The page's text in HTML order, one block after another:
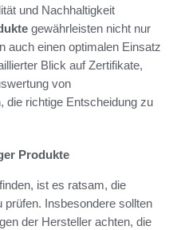
und Nachhaltigkeit
gewährleisten nicht nur
auch einen optimalen Einsatz
Blick auf Zertifikate,
von
die richtige Entscheidung zu
Produkte
ist es ratsam, die
prüfen. Insbesondere sollten
der Hersteller achten, die